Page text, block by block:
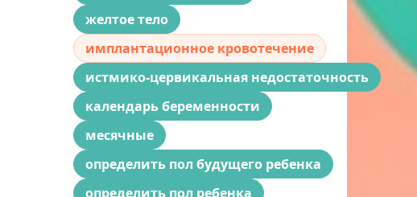
желтое тело
имплантационное кровотечение
истмико-цервикальная недостаточность
календарь беременности
месячные
определить пол будущего ребенка
определить пол ребенка